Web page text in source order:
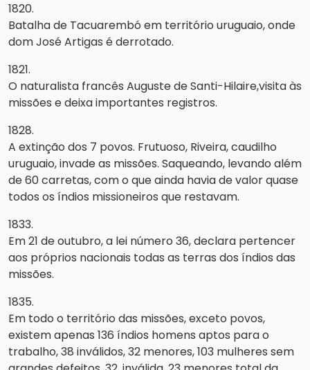
1820.
Batalha de Tacuarembó em território uruguaio, onde
dom José Artigas é derrotado.
1821.
O naturalista francês Auguste de Santi-Hilaire,visita às
missões e deixa importantes registros.
1828.
A extinção dos 7 povos. Frutuoso, Riveira, caudilho
uruguaio, invade as missões. Saqueando, levando além
de 60 carretas, com o que ainda havia de valor quase
todos os índios missioneiros que restavam.
1833.
Em 21 de outubro, a lei número 36, declara pertencer
aos próprios nacionais todas as terras dos índios das
missões.
1835.
Em todo o território das missões, exceto povos,
existem apenas 136 índios homens aptos para o
trabalho, 38 inválidos, 32 menores, 103 mulheres sem